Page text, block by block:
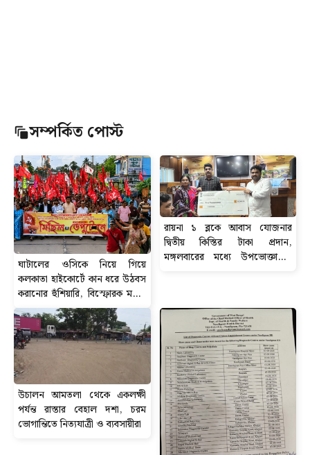
সম্পর্কিত পোস্ট
ঘাটালের ওসিকে নিয়ে গিয়ে
কলকাতা হাইকোর্টে কান ধরে উঠবস
করানোর হুঁশিয়ারি, বিস্ফোরক মন্তব্য
সিপিআইএম নেতা শতরূপ ঘোষের।
রায়না ১ ব্লকে আবাস যোজনার
দ্বিতীয় কিস্তির টাকা প্রদান,
মঙ্গলবারের মধ্যে উপভোক্তাদের
উচালন আমতলা থেকে একলক্ষী
পর্যন্ত রাস্তার বেহাল দশা, চরম
ভোগান্তিতে নিত্যযাত্রী ও ব্যবসায়ীরা